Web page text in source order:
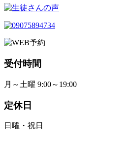
受付時間
月～土曜 9:00～19:00
定休日
日曜・祝日